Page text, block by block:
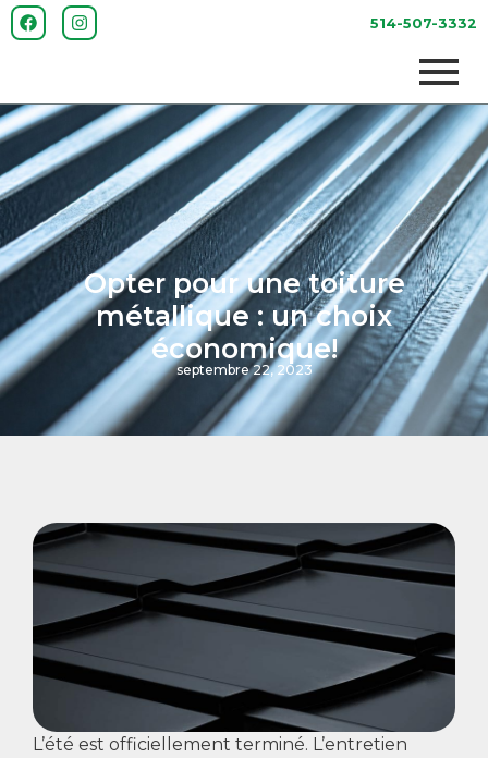
514-507-3332
Opter pour une toiture
métallique : un choix
économique!
septembre 22, 2023
L’été est officiellement terminé. L’entretien